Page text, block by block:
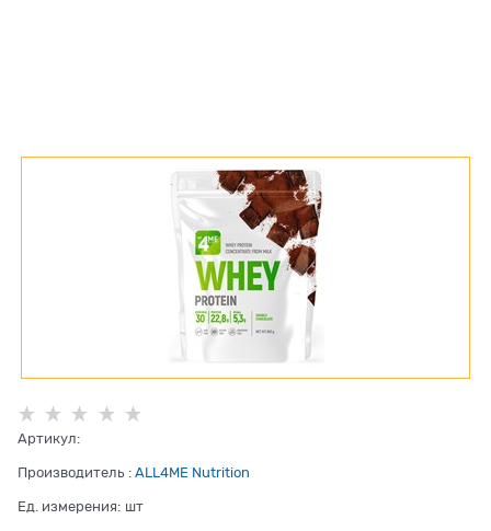
Артикул:
Производитель : ALL4ME Nutrition
Ед. измерения: шт